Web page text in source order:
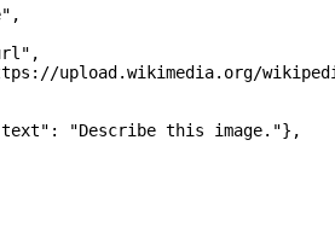
,
,
upload.wikimedia.org/
: "Describe this image."},